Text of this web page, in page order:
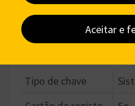
Características
Características técnicas
Tipo de chave
Aceitar e